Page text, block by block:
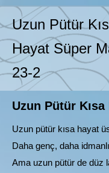
Uzun Pütür
Hayat Süper
23-2
Uzun Pütür Kısa
Uzun pütür kısa hayat
Daha genç, daha
Ama uzun pütür de düz